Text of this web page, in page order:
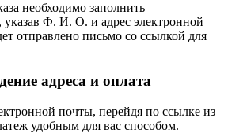
необходимо заполнить
Ф. И. О. и адрес электронной
отправлено письмо со ссылкой для
адреса и оплата
почты, перейдя по ссылке из
удобным для вас способом.